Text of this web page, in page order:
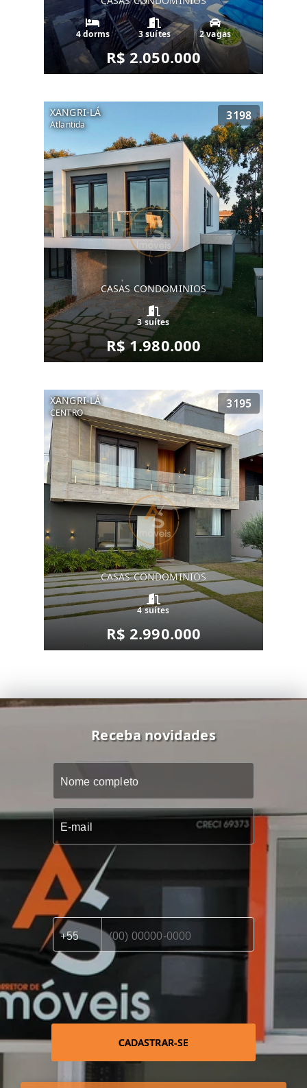
4 dorms 3 suítes 2 vagas
R$ 2.050.000
XANGRI-LÁ
Atlantida
3198
CASAS CONDOMINIOS
3 suítes
R$ 1.980.000
XANGRI-LÁ
CENTRO
3195
CASAS CONDOMINIOS
4 suítes
R$ 2.990.000
Receba novidades
CADASTRAR-SE